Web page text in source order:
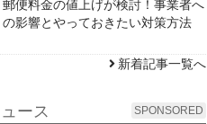
郵便料金の値上げが検討！事業者へ
の影響とやっておきたい対策方法
新着記事一覧へ
ース SPONSORED